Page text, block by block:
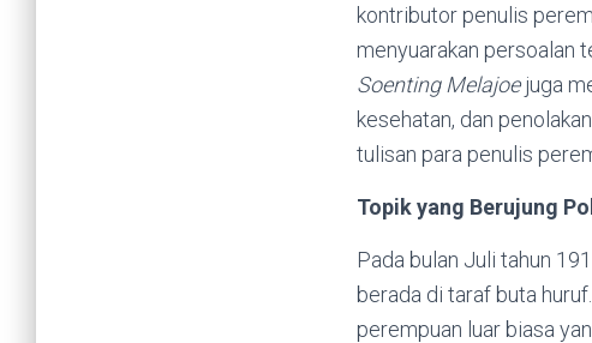
kontributor penulis
menyuarakan persoalan
Soenting Melajoejuga
kesehatan, dan
tulisan para penulis
Topik yang Berujung
Pada bulan Juli tahun
berada di taraf buta huruf.
perempuan luar biasa